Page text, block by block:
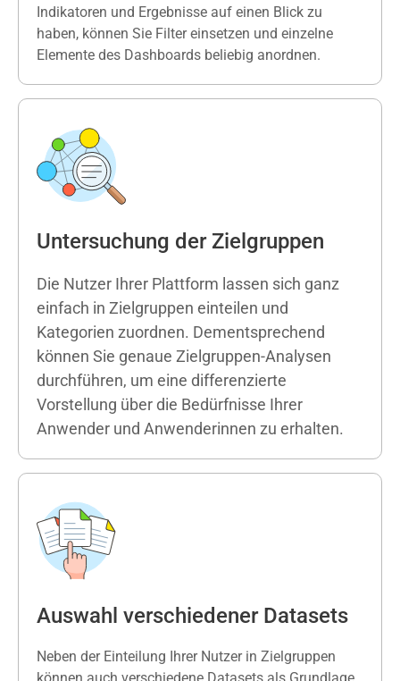
Indikatoren und Ergebnisse auf einen Blick zu
haben, können Sie Filter einsetzen und einzelne
Elemente des Dashboards beliebig anordnen.
Untersuchung der Zielgruppen​
Die Nutzer Ihrer Plattform lassen sich ganz
einfach in Zielgruppen einteilen und
Kategorien zuordnen. Dementsprechend
können Sie genaue Zielgruppen-Analysen
durchführen, um eine differenzierte
Vorstellung über die Bedürfnisse Ihrer
Anwender und Anwenderinnen zu erhalten.
Auswahl verschiedener Datasets
Neben der Einteilung Ihrer Nutzer in Zielgruppen